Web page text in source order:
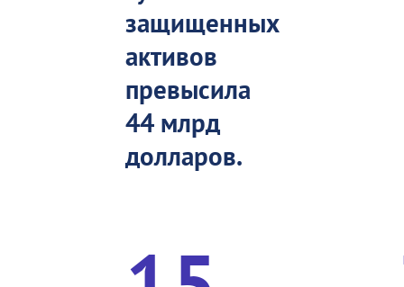
защищенных
активов
превысила
44 млрд
долларов.